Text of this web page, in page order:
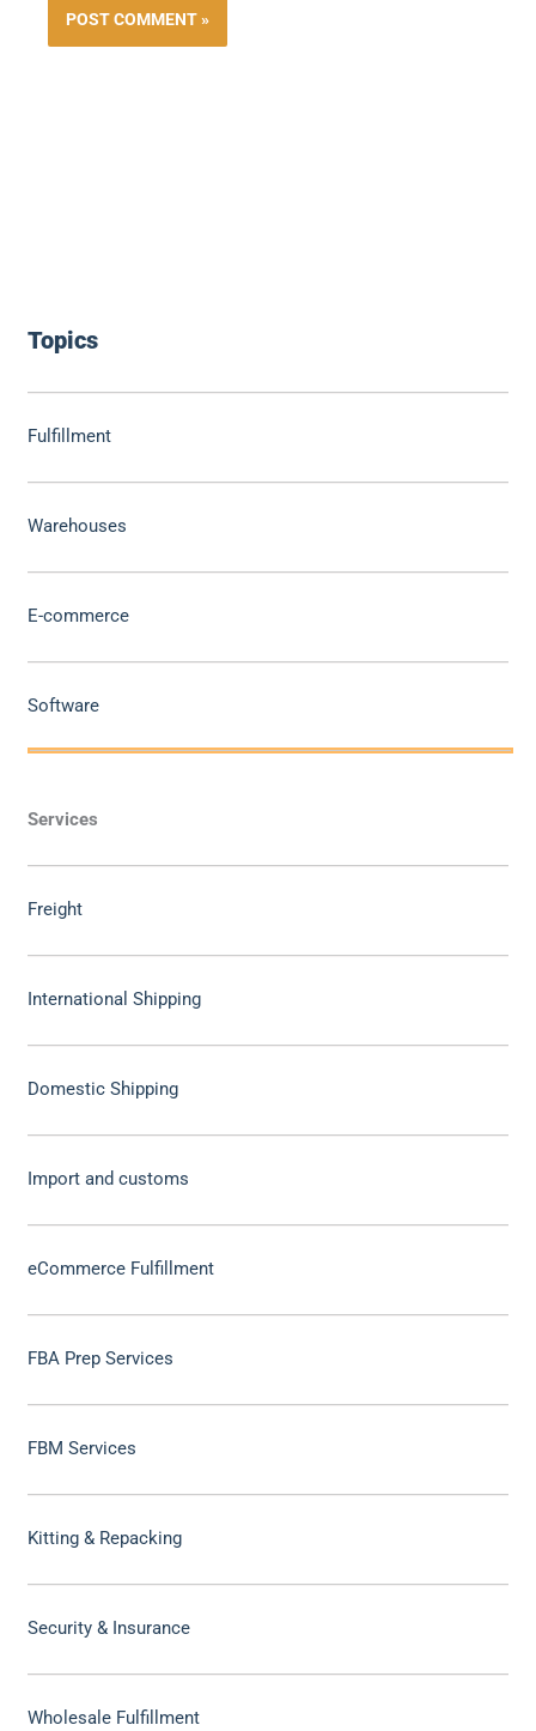
Topics
Fulfillment
Warehouses
E-commerce
Software
Services
Freight
International Shipping
Domestic Shipping
Import and customs
eCommerce Fulfillment
FBA Prep Services
FBM Services
Kitting & Repacking
Security & Insurance
Wholesale Fulfillment